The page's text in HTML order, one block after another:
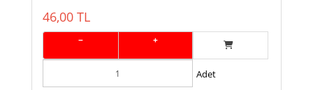
46,00 TL
− +
Adet